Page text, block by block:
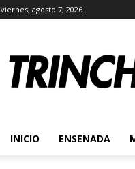
viernes, agosto 7, 2026
INICIO ENSENADA